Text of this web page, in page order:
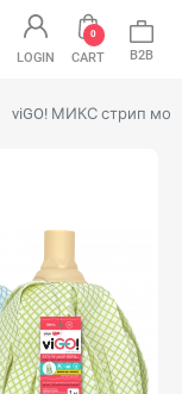
LOGIN CART
0
B2B
viGO! МИКС стрип моп 4